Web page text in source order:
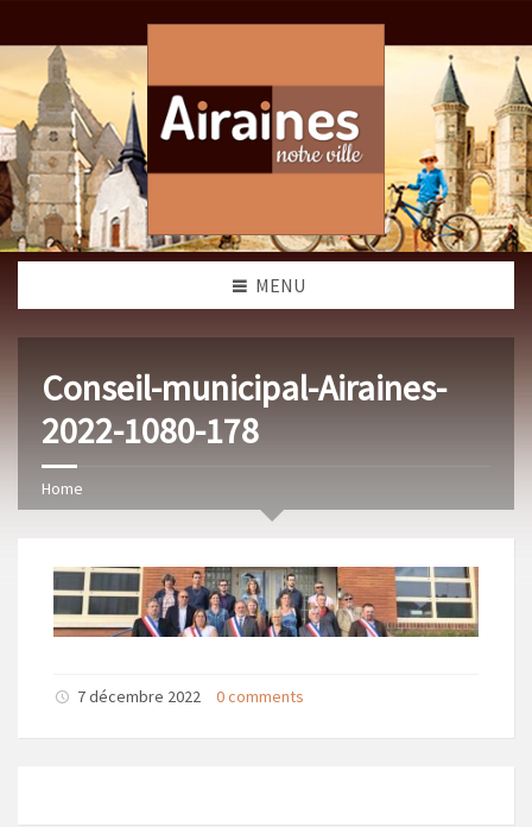
MENU
Conseil-municipal-Airaines-
2022-1080-178
Home
7 décembre 2022 0 comments